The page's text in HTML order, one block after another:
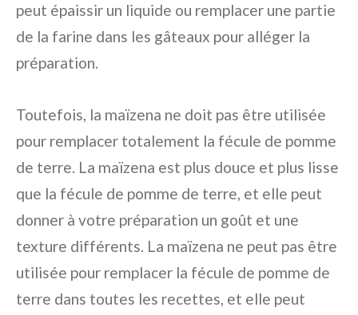
peut épaissir un liquide ou remplacer une partie
de la farine dans les gâteaux pour alléger la
préparation.
Toutefois, la maïzena ne doit pas être utilisée
pour remplacer totalement la fécule de pomme
de terre. La maïzena est plus douce et plus lisse
que la fécule de pomme de terre, et elle peut
donner à votre préparation un goût et une
texture différents. La maïzena ne peut pas être
utilisée pour remplacer la fécule de pomme de
terre dans toutes les recettes, et elle peut